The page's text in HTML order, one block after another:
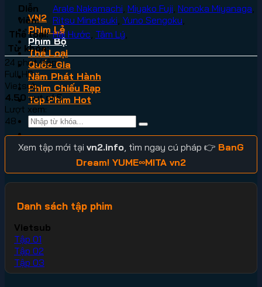
VN2
Phim Lẻ
Phim Bộ
Thể Loại
Quốc Gia
Năm Phát Hành
Phim Chiếu Rạp
Top Phim Hot
Diễn
viên:
Arale Nakamachi Miyako Fuji Nonoka Miyanaga
Ritsu Minetsuki Yuno Sengoku
Thể loại: Hài Hước Tâm Lý
Từ khóa:
24 phút/tập
Full HD
Vietsub
4.50 out of 5
Lượt xem:
48
Xem tập mới tại vn2.info , tìm ngay cú pháp 👉 BanG
Dream! YUME∞MITA vn2
Danh sách tập phim
Vietsub
Tập 01
Tập 02
Tập 03